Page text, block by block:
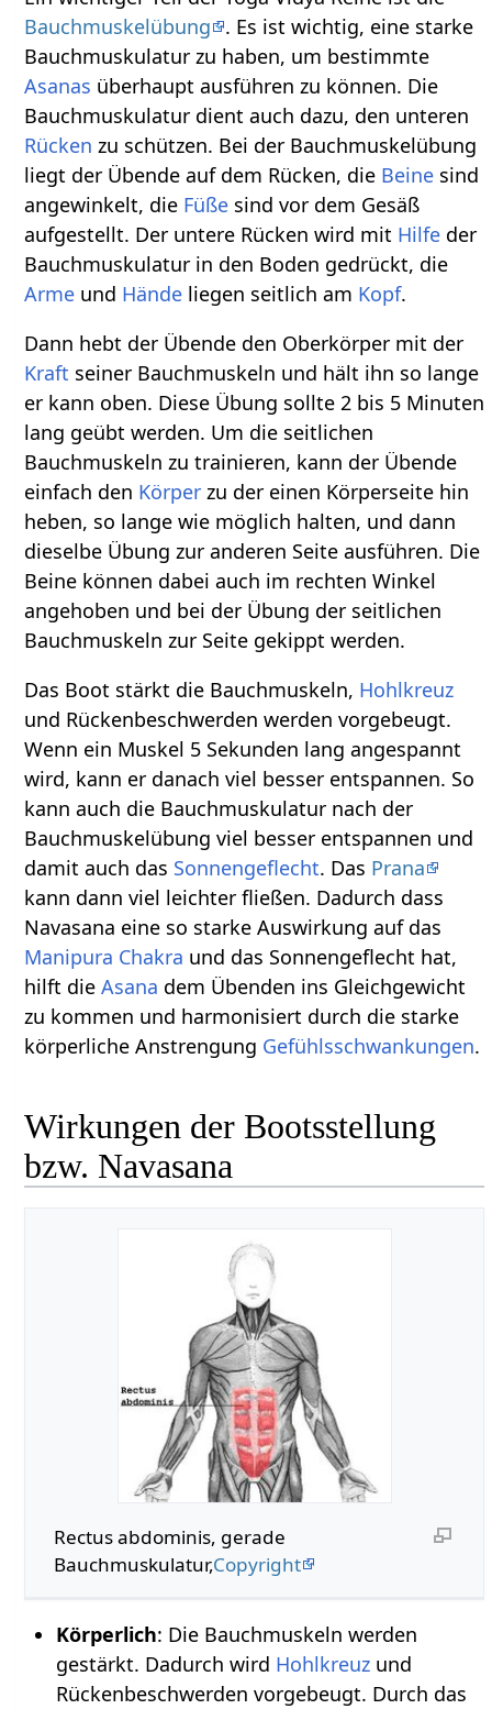
Bauchmuskelübung
. Es ist wichtig, eine starke
Bauchmuskulatur zu haben, um bestimmte
Asanas überhaupt ausführen zu können. Die
Bauchmuskulatur dient auch dazu, den unteren
Rücken zu schützen. Bei der Bauchmuskelübung
liegt der Übende auf dem Rücken, die Beine sind
angewinkelt, die Füße sind vor dem Gesäß
aufgestellt. Der untere Rücken wird mit Hilfe der
Bauchmuskulatur in den Boden gedrückt, die
Arme und Hände liegen seitlich am Kopf.
Dann hebt der Übende den Oberkörper mit der
Kraft seiner Bauchmuskeln und hält ihn so lange
er kann oben. Diese Übung sollte 2 bis 5 Minuten
lang geübt werden. Um die seitlichen
Bauchmuskeln zu trainieren, kann der Übende
einfach den Körper zu der einen Körperseite hin
heben, so lange wie möglich halten, und dann
dieselbe Übung zur anderen Seite ausführen. Die
Beine können dabei auch im rechten Winkel
angehoben und bei der Übung der seitlichen
Bauchmuskeln zur Seite gekippt werden.
Das Boot stärkt die Bauchmuskeln, Hohlkreuz
und Rückenbeschwerden werden vorgebeugt.
Wenn ein Muskel 5 Sekunden lang angespannt
wird, kann er danach viel besser entspannen. So
kann auch die Bauchmuskulatur nach der
Bauchmuskelübung viel besser entspannen und
damit auch das Sonnengeflecht. Das Prana
kann dann viel leichter fließen. Dadurch dass
Navasana eine so starke Auswirkung auf das
Manipura Chakra und das Sonnengeflecht hat,
hilft dieAsana dem Übenden ins Gleichgewicht
zu kommen und harmonisiert durch die starke
körperliche Anstrengung Gefühlsschwankungen.
Wirkungen der Bootsstellung
bzw. Navasana
Rectus abdominis, gerade
Bauchmuskulatur,Copyright
Körperlich: Die Bauchmuskeln werden
gestärkt. Dadurch wird Hohlkreuzund
Rückenbeschwerden vorgebeugt. Durch das